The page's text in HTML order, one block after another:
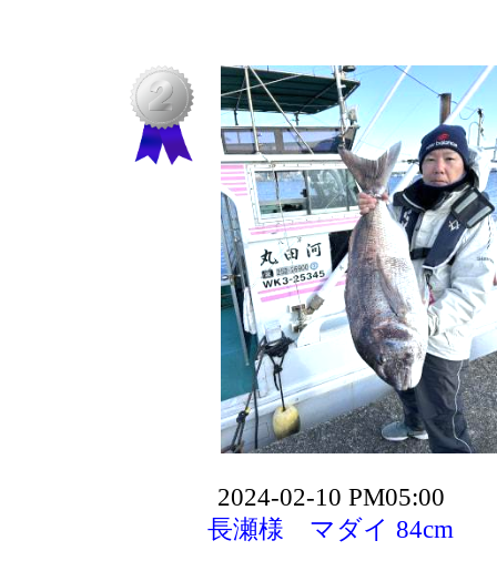
2024-02-10 PM05:00
長瀬様 マダイ 84cm